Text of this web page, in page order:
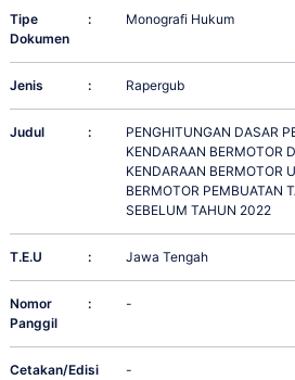
Tipe
Dokumen
: Monografi Hukum
Jenis : Rapergub
Judul :
PENGHITUNGAN DASAR
KENDARAAN BERMOTOR
KENDARAAN BERMOTOR
BERMOTOR PEMBUATAN
SEBELUM TAHUN 2022
T.E.U : Jawa Tengah
Nomor
Panggil
: -
Cetakan/Edisi
: -